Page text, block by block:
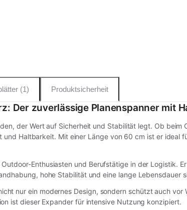
(1) Produktsicherheit
Der zuverlässige Planenspanner mit
der Wert auf Sicherheit und Stabilität legt. Ob beim
Haltbarkeit. Mit einer Länge von 60 cm ist er ideal
Enthusiasten und Berufstätige in der Logistik.
hohe Stabilität und eine lange
nur ein modernes Design, sondern schützt auch
ist dieser Expander für intensive Nutzung konzipiert.